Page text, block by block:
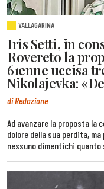
VALLAGARINA
Iris Setti, in
Rovereto la
61enne uccisa
Nikolajevka:
di Redazione
Ad avanzare la proposta la
dolore della sua perdita,
nessuno dimentichi quanto